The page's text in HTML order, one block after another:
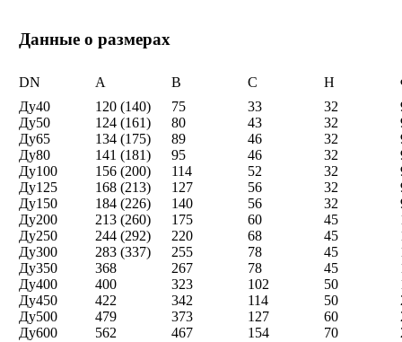
Данные о размерах
DN A B C H
Ду40
120 (140) 75 33 32
Ду50
124 (161) 80 43 32
Ду65
134 (175) 89 46 32
Ду80
141 (181) 95 46 32
Ду100
156 (200) 114 52 32
Ду125
168 (213) 127 56 32
Ду150
184 (226) 140 56 32
Ду200
213 (260) 175 60 45
Ду250
244 (292) 220 68 45
Ду300
283 (337) 255 78 45
Ду350
368 267 78 45
Ду400
400 323 102 50
Ду450
422 342 114 50
Ду500
479 373 127 60
Ду600
562 467 154 70